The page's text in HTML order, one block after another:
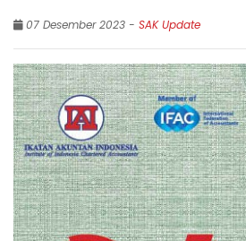
07 Desember 2023 - SAK Update